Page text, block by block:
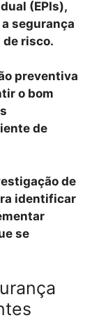
(EPIs),
segurança
risco.
preventiva
o bom
de
de
identificar
se